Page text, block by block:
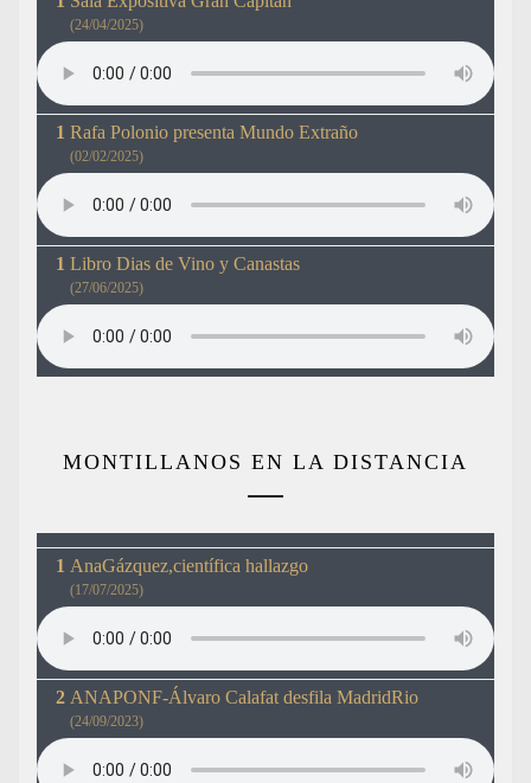
(24/04/2025)
Rafa Polonio presenta Mundo Extraño
(02/02/2025)
Libro Dias de Vino y Canastas
(27/06/2025)
MONTILLANOS EN LA DISTANCIA
AnaGázquez,científica hallazgo
(17/07/2025)
ANAPONF-Álvaro Calafat desfila MadridRio
(24/09/2023)